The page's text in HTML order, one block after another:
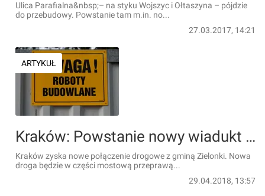
Ulica Parafialna&nbsp;– na styku Wojszyc i Ołtaszyna – pójdzie
do przebudowy. Powstanie tam m.in. no...
27.03.2017, 14:21
ARTYKUŁ
Kraków: Powstanie nowy wiadukt drogowy, łaczący Kraków z Zielonkami
Kraków zyska nowe połączenie drogowe z gminą Zielonki. Nowa
droga będzie w części mostową przeprawą...
29.04.2018, 13:57